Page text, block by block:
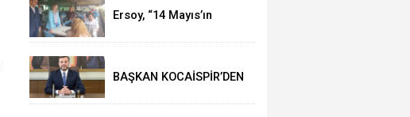
Ersoy, “14 Mayıs’ın
BAŞKAN KOCAİSPİR’DEN
MESAJI